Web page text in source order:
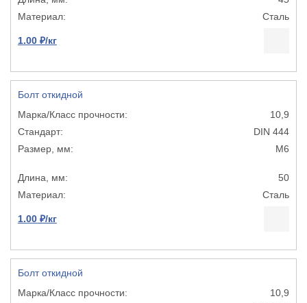
Сталь
1.00 ₽/кг
Болт откидной
10,9
DIN 444
М6
50
Сталь
1.00 ₽/кг
Болт откидной
10,9